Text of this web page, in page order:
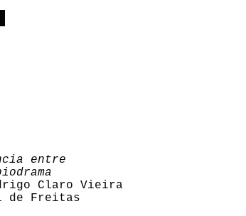
entre
Claro Vieira
de Freitas